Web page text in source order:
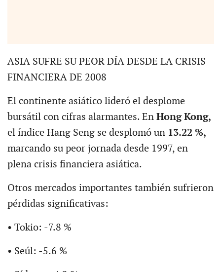
ASIA SUFRE SU PEOR DÍA DESDE LA CRISIS
FINANCIERA DE 2008
El continente asiático lideró el desplome
bursátil con cifras alarmantes. En Hong Kong,
el índice Hang Seng se desplomó un13.22 %,
marcando su peor jornada desde 1997, en
plena crisis financiera asiática.
Otros mercados importantes también sufrieron
pérdidas significativas:
• Tokio: -7.8 %
• Seúl: -5.6 %